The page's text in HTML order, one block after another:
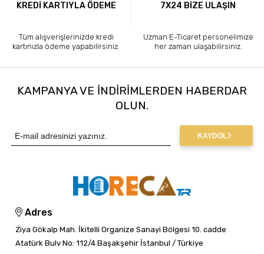
KREDİ KARTIYLA ÖDEME
Tüm alışverişlerinizde kredi
kartınızla ödeme yapabilirsiniz.
7X24 BİZE ULAŞIN
Uzman E-Ticaret personelimize
her zaman ulaşabilirsiniz.
KAMPANYA VE INDIRIMLERDEN HABERDAR
OLUN.
KAYDOL
Adres
Ziya Gökalp Mah. İkitelli Organize Sanayi Bölgesi 10. cadde
Atatürk Bulv No: 112/4 Başakşehir İstanbul / Türkiye